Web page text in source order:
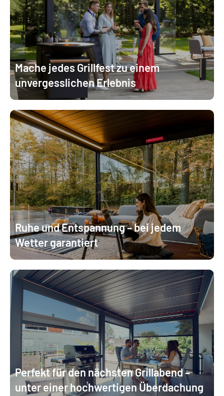
Mache jedes Grillfest zu einem
unvergesslichen Erlebnis
Ruhe und Entspannung – bei jedem
Wetter garantiert
Perfekt für den nächsten Grillabend –
unter einer hochwertigen Überdachung